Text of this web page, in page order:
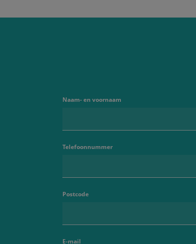
Naam- en voornaam
Telefoonnummer
Postcode
E-mail